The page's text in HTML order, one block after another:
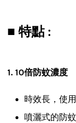
■ 特點 :
1. 10倍防蚊濃度
時效長，使
噴灑式的防